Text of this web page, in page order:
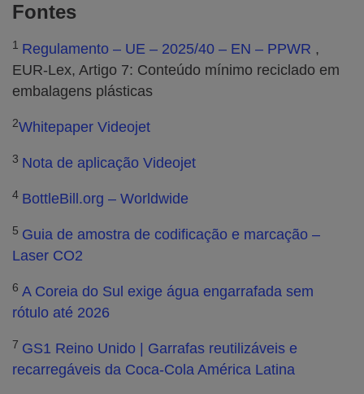
Fontes
1 Regulamento – UE – 2025/40 – EN – PPWR ,
EUR-Lex, Artigo 7: Conteúdo mínimo reciclado em
embalagens plásticas
2Whitepaper Videojet
3 Nota de aplicação Videojet
4 BottleBill.org – Worldwide
5 Guia de amostra de codificação e marcação –
Laser CO2
6 A Coreia do Sul exige água engarrafada sem
rótulo até 2026
7 GS1 Reino Unido | Garrafas reutilizáveis e
recarregáveis da Coca-Cola América Latina